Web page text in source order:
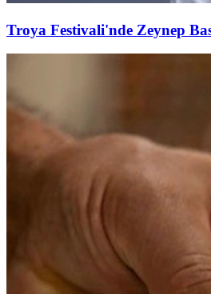
Troya Festivali'nde Zeynep